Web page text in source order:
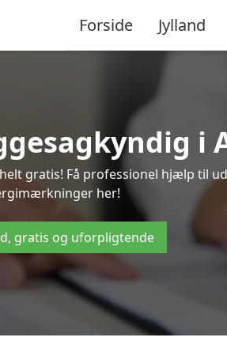
Forside Jylland
i
gratis! Få professionel hjælp til
her!
gratis og uforpligtende